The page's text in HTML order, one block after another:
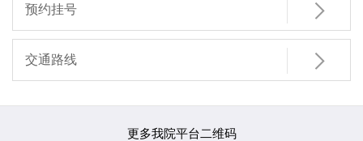
预约挂号 
交通路线 
更多我院平台二维码